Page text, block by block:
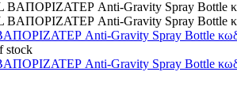
Anti-Gravity Spray Bottle
stock
Anti-Gravity Spray Bottle